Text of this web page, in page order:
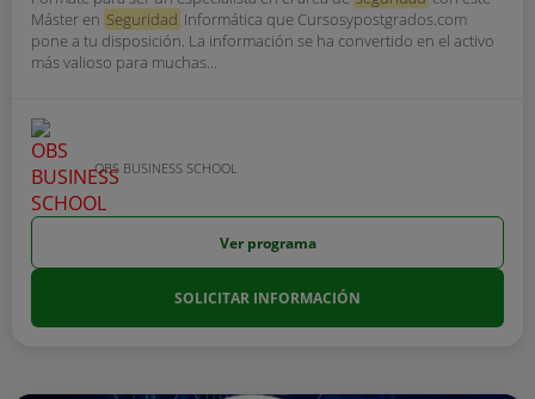
Máster en Seguridad Informática que Cursosypostgrados.com
pone a tu disposición. La información se ha convertido en el activo
más valioso para muchas...
OBS BUSINESS SCHOOL
Ver programa
SOLICITAR INFORMACIÓN